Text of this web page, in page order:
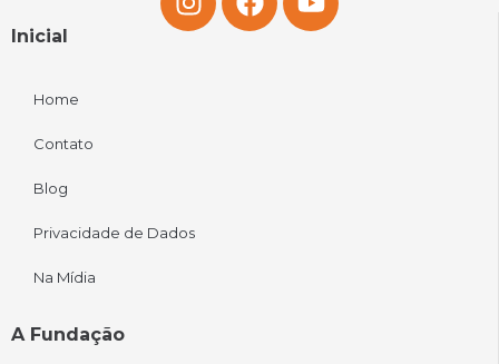
Inicial
Home
Contato
Blog
Privacidade de Dados
Na Mídia
A Fundação